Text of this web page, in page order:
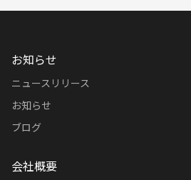
お知らせ
ニュースリリース
お知らせ
ブログ
会社概要